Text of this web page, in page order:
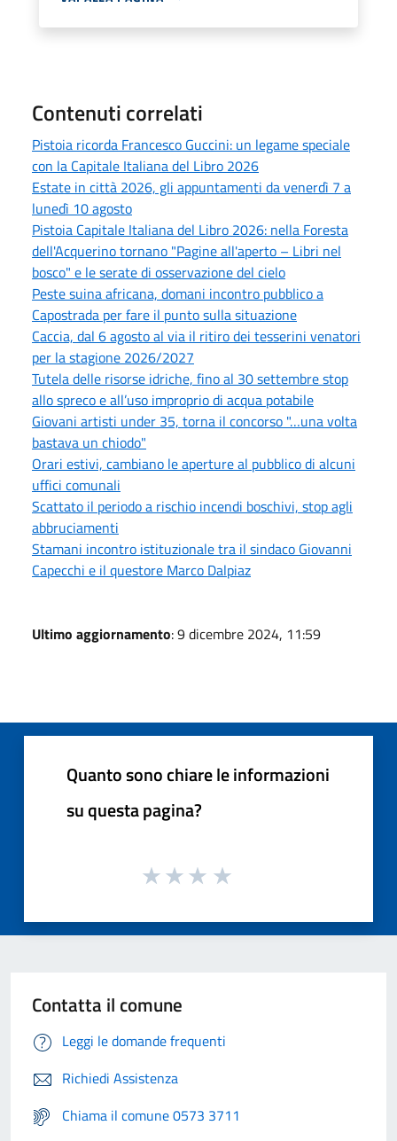
Contenuti correlati
Pistoia ricorda Francesco Guccini: un legame speciale
con la Capitale Italiana del Libro 2026
Estate in città 2026, gli appuntamenti da venerdì 7 a
lunedì 10 agosto
Pistoia Capitale Italiana del Libro 2026: nella Foresta
dell'Acquerino tornano "Pagine all'aperto – Libri nel
bosco" e le serate di osservazione del cielo
Peste suina africana, domani incontro pubblico a
Capostrada per fare il punto sulla situazione
Caccia, dal 6 agosto al via il ritiro dei tesserini venatori
per la stagione 2026/2027
Tutela delle risorse idriche, fino al 30 settembre stop
allo spreco e all’uso improprio di acqua potabile
Giovani artisti under 35, torna il concorso "…una volta
bastava un chiodo"
Orari estivi, cambiano le aperture al pubblico di alcuni
uffici comunali
Scattato il periodo a rischio incendi boschivi, stop agli
abbruciamenti
Stamani incontro istituzionale tra il sindaco Giovanni
Capecchi e il questore Marco Dalpiaz
Ultimo aggiornamento: 9 dicembre 2024, 11:59
Quanto sono chiare le informazioni
su questa pagina?
Contatta il comune
Leggi le domande frequenti
Richiedi Assistenza
Chiama il comune 0573 3711